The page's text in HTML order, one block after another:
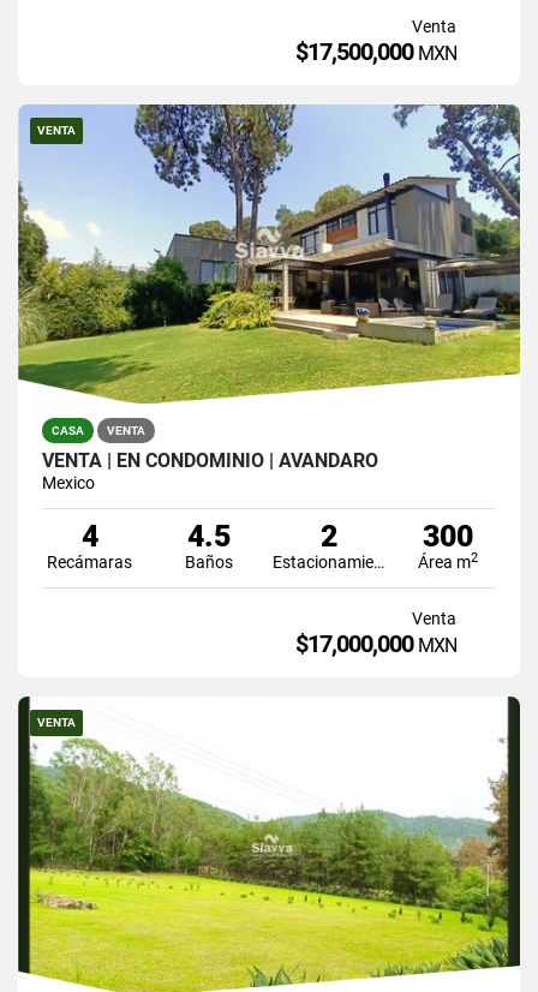
Venta
$17,500,000 MXN
VENTA
CASA VENTA
VENTA | EN CONDOMINIO | AVÁNDARO
Mexico
4
Recámaras
4.5
Baños
2
Estacionamiento
300
Área m2
Venta
$17,000,000 MXN
VENTA